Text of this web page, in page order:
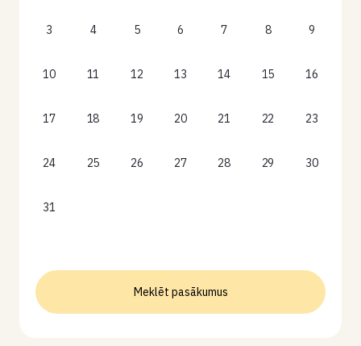
3 4 5 6 7 8 9
10 11 12 13 14 15 16
17 18 19 20 21 22 23
24 25 26 27 28 29 30
31
Meklēt pasākumus